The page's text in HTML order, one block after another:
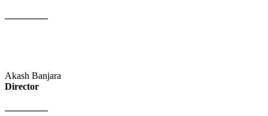
Akash Banjara
Director